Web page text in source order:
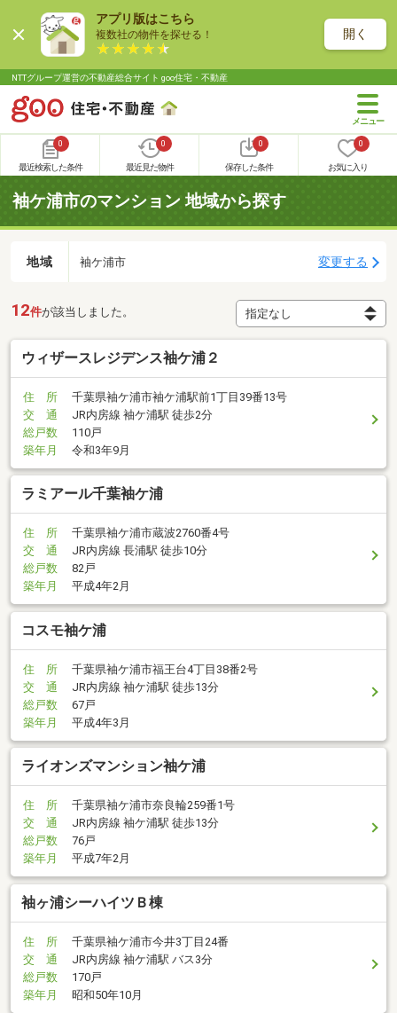
アプリ版はこちら
複数社の物件を探せる！ 開く
NTTグループ運営の不動産総合サイト goo住宅・不動産
0
最近検索した条件
0
最近見た物件
0
保存した条件
0
お気に入り
袖ケ浦市のマンション 地域から探す
地域 袖ケ浦市 変更する
12件が該当しました。
ウィザースレジデンス袖ケ浦２
住 所
千葉県袖ケ浦市袖ケ浦駅前1丁目39番13号
交 通
JR内房線 袖ケ浦駅 徒歩2分
総戸数
110戸
築年月
令和3年9月
ラミアール千葉袖ケ浦
住 所
千葉県袖ケ浦市蔵波2760番4号
交 通
JR内房線 長浦駅 徒歩10分
総戸数
82戸
築年月
平成4年2月
コスモ袖ケ浦
住 所
千葉県袖ケ浦市福王台4丁目38番2号
交 通
JR内房線 袖ケ浦駅 徒歩13分
総戸数
67戸
築年月
平成4年3月
ライオンズマンション袖ケ浦
住 所
千葉県袖ケ浦市奈良輪259番1号
交 通
JR内房線 袖ケ浦駅 徒歩13分
総戸数
76戸
築年月
平成7年2月
袖ヶ浦シーハイツＢ棟
住 所
千葉県袖ケ浦市今井3丁目24番
交 通
JR内房線 袖ケ浦駅 バス3分
総戸数
170戸
築年月
昭和50年10月